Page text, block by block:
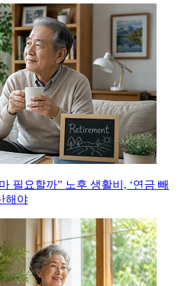
필요할까” 노후 생활비, ‘연금 빼
해야